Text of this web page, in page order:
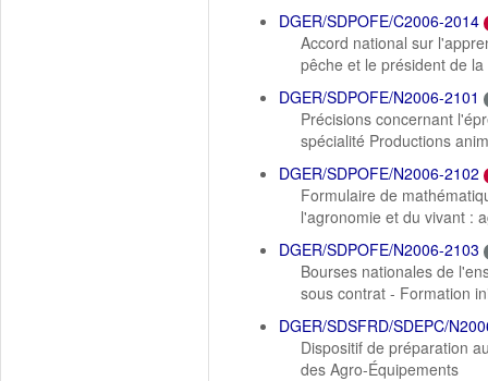
DGER/SDPOFE/C2006-2014
Accord national sur
pêche et le président de
DGER/SDPOFE/N2006-2101
Précisions concernant
spécialité Productions
DGER/SDPOFE/N2006-2102
Formulaire de
l'agronomie et du vivant :
DGER/SDPOFE/N2006-2103
Bourses nationales de
sous contrat - Formation
DGER/SDSFRD/SDEPC/
Dispositif de préparation
des Agro-Équipements